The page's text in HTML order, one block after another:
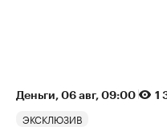
Деньги⁠, 06 авг, 09:00 1
ЭКСКЛЮЗИВ